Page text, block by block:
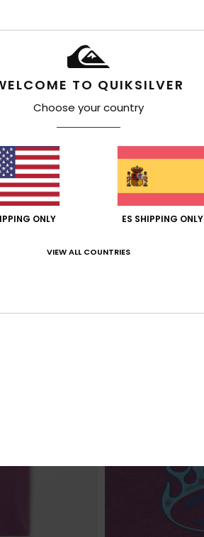
TO QUIKSILVER
Choose your country
ONLY ES SHIPPING ONLY
VIEW ALL COUNTRIES